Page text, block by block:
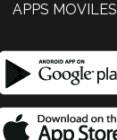
APPS MOVILES